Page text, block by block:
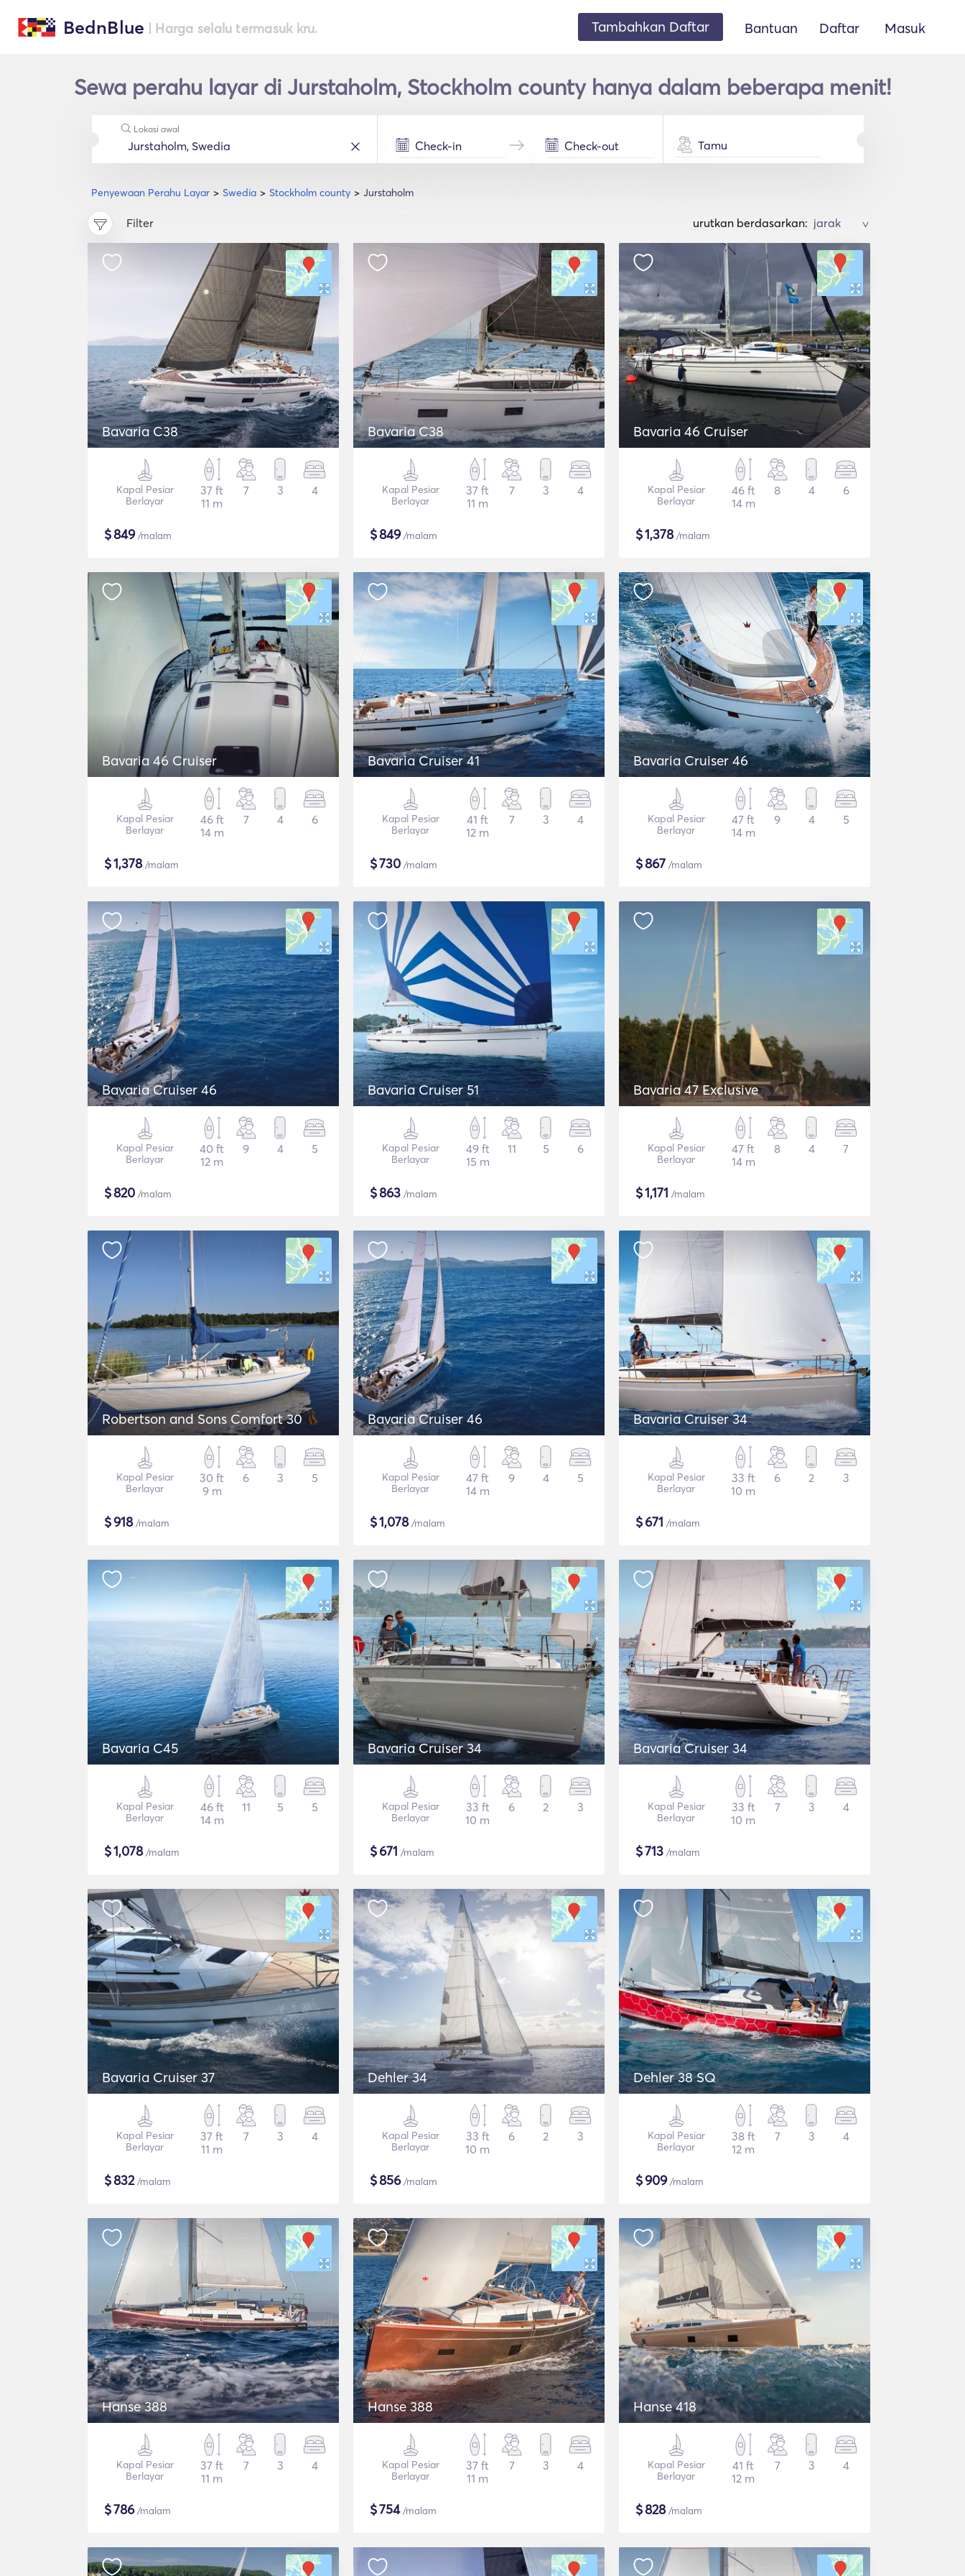
BednBlue | Harga selalu termasuk kru. Tambahkan Daftar Bantuan Daftar Masuk
Sewa perahu layar di Jurstaholm, Stockholm county hanya dalam beberapa menit!
Penyewaan Perahu Layar Swedia Stockholm county Jurstaholm
Lokasi awal
Tamu
Filter urutkan berdasarkan: >
Bavaria C38
Kapal Pesiar
Berlayar
37 ft
11 m
7 3 4
$849/malam
Bavaria C38
Kapal Pesiar
Berlayar
37 ft
11 m
7 3 4
$849/malam
Bavaria 46 Cruiser
Kapal Pesiar
Berlayar
46 ft
14 m
8 4 6
$1,378/malam
Bavaria 46 Cruiser
Kapal Pesiar
Berlayar
46 ft
14 m
7 4 6
$1,378/malam
Bavaria Cruiser 41
Kapal Pesiar
Berlayar
41 ft
12 m
7 3 4
$730 /malam
Bavaria Cruiser 46
Kapal Pesiar
Berlayar
47 ft
14 m
9 4 5
$867 /malam
Bavaria Cruiser 46
Kapal Pesiar
Berlayar
40 ft
12 m
9 4 5
$820 /malam
Bavaria Cruiser 51
Kapal Pesiar
Berlayar
49 ft
15 m
11 5 6
$863 /malam
Bavaria 47 Exclusive
Kapal Pesiar
Berlayar
47 ft
14 m
8 4 7
$1,171 /malam
Robertson and Sons Comfort 30
Kapal Pesiar
Berlayar
30 ft
9 m
6 3 5
$918/malam
Bavaria Cruiser 46
Kapal Pesiar
Berlayar
47 ft
14 m
9 4 5
$1,078/malam
Bavaria Cruiser 34
Kapal Pesiar
Berlayar
33 ft
10 m
6 2 3
$671 /malam
Bavaria C45
Kapal Pesiar
Berlayar
46 ft
14 m
11 5 5
$1,078/malam
Bavaria Cruiser 34
Kapal Pesiar
Berlayar
33 ft
10 m
6 2 3
$671 /malam
Bavaria Cruiser 34
Kapal Pesiar
Berlayar
33 ft
10 m
7 3 4
$713 /malam
Bavaria Cruiser 37
Kapal Pesiar
Berlayar
37 ft
11 m
7 3 4
$832/malam
Dehler 34
Kapal Pesiar
Berlayar
33 ft
10 m
6 2 3
$856/malam
Dehler 38 SQ
Kapal Pesiar
Berlayar
38 ft
12 m
7 3 4
$909/malam
Hanse 388
Kapal Pesiar
Berlayar
37 ft
11 m
7 3 4
$786/malam
Hanse 388
Kapal Pesiar
Berlayar
37 ft
11 m
7 3 4
$754/malam
Hanse 418
Kapal Pesiar
Berlayar
41 ft
12 m
7 3 4
$828/malam